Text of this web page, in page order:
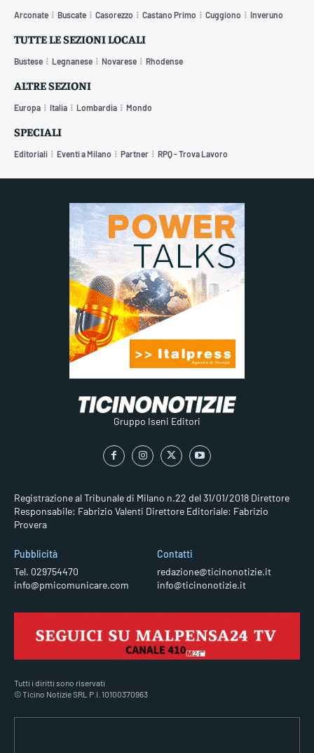
Arconate Buscate Casorezzo Castano Primo Cuggiono Inveruno
TUTTE LE SEZIONI LOCALI
Bustese Legnanese Novarese Rhodense
ALTRE SEZIONI
Europa Italia Lombardia Mondo
SPECIALI
Editoriali Eventi a Milano Partner RPQ - Trova Lavoro
Gruppo Iseni Editori
Registrazione al Tribunale di Milano n.22 del 31/01/2018 Direttore
Responsabile: Fabrizio Valenti Direttore Editoriale: Fabrizio
Provera
Pubblicità
Tel. 029754470
info@pmicomunicare.com
Contatti
redazione@ticinonotizie.it
info@ticinonotizie.it
Tutti i diritti sono riservati
© Ticino Notizie SRL P.I. 10100370963